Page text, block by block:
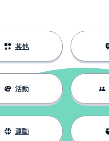
其他
活動
運動